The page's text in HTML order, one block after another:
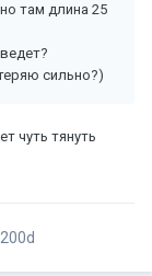
там длина 25
сильно?)
чуть тянуть